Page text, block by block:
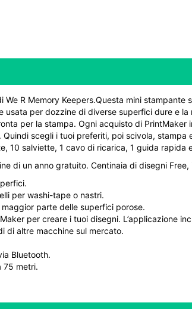
We R Memory Keepers.Questa mini
per dozzine di diverse superfici dure e
per la stampa. Ogni acquisto di
scegli i tuoi preferiti, poi scivola,
10 salviette, 1 cavo di ricarica, 1 guida rapida
di un anno gratuito. Centinaia di disegni
per washi-tape o nastri.
parte delle superfici porose.
per creare i tuoi disegni. L’applicazione
di altre macchine sul mercato.
Bluetooth.
75 metri.